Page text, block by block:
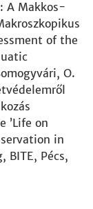
A Makkos-
of the
O.
’Life on
in
BITE, Pécs,